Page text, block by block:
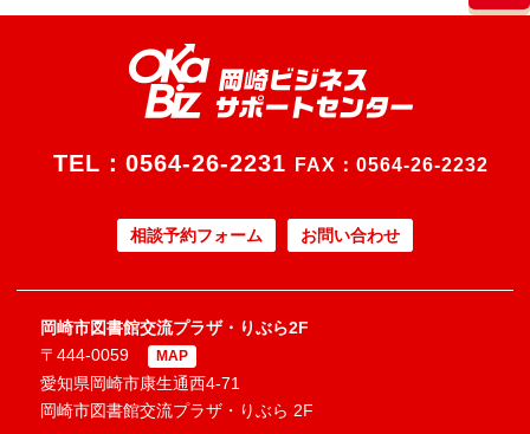
TEL： 0564-26-2231 FAX：0564-26-2232
相談予約フォーム お問い合わせ
岡崎市図書館交流プラザ・りぶら2F
〒444-0059
MAP
愛知県岡崎市康生通西4-71
岡崎市図書館交流プラザ・りぶら 2F